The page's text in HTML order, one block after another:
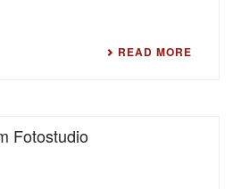
READ MORE